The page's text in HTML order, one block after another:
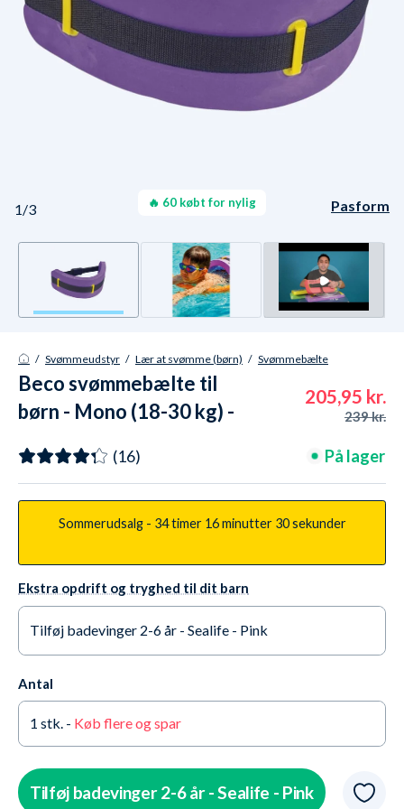
Vægt: 18 til 30 kg.
Pasform
1/3 🔥 60 købt for nylig
/ Svømmeudstyr / Lær at svømme (børn) / Svømmebælte
Beco svømmebælte til
børn - Mono (18-30 kg) -
205,95 kr.
239 kr.
(16) På lager
Sommerudsalg - 34 timer 16 minutter 29 sekunder
Ekstra opdrift og tryghed til dit barn
Tilføj badevinger 2-6 år - Sealife - Pink
Nej tak På lager
Antal
1 stk. - Køb flere og spar
Tilføj badevinger 2-6 år - Sealife - Pink